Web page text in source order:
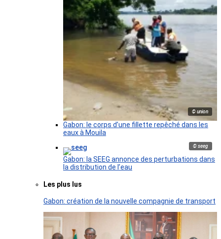
© union
Gabon: le corps d’une fillette repêché dans les
eaux à Mouila
© seeg
Gabon: la SEEG annonce des perturbations dans
la distribution de l’eau
Les plus lus
Gabon: création de la nouvelle compagnie de transport